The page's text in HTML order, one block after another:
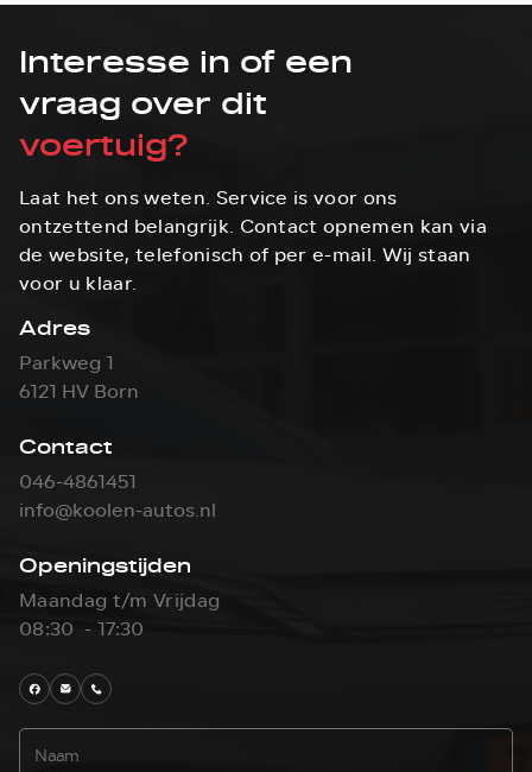
Interesse in of een
vraag over dit
voertuig?
Laat het ons weten. Service is voor ons
ontzettend belangrijk. Contact opnemen kan via
de website, telefonisch of per e-mail. Wij staan
voor u klaar.
Adres
Parkweg 1
6121 HV Born
Contact
046-4861451
info@koolen-autos.nl
Openingstijden
Maandag t/m Vrijdag
08:30 - 17:30